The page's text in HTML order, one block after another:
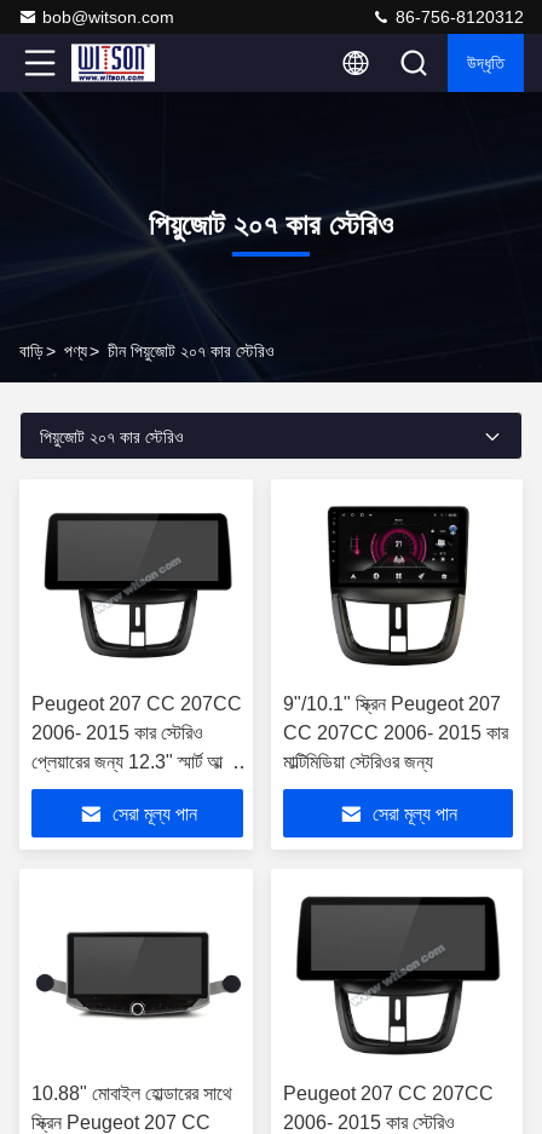
bob@witson.com 86-756-8120312
উদ্ধৃতি
পিয়ুজোট ২০৭ কার স্টেরিও
বাড়ি> পণ্য> চীন পিয়ুজোট ২০৭ কার স্টেরিও
পিয়ুজোট ২০৭ কার স্টেরিও
Peugeot 207 CC 207CC
2006- 2015 কার স্টেরিও
প্লেয়ারের জন্য 12.3" স্মার্ট আল্ট্রা
ওয়াইড স্ক্রীন
সেরা মূল্য পান
9"/10.1" স্ক্রিন Peugeot 207
CC 207CC 2006- 2015 কার
মাল্টিমিডিয়া স্টেরিওর জন্য
সেরা মূল্য পান
10.88" মোবাইল হোল্ডারের সাথে
স্ক্রিন Peugeot 207 CC
Peugeot 207 CC 207CC
2006- 2015 কার স্টেরিও